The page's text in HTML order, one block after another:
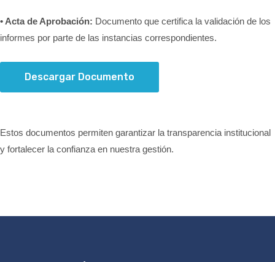
• Acta de Aprobación: Documento que certifica la validación de los
informes por parte de las instancias correspondientes.
Descargar Documento
Estos documentos permiten garantizar la transparencia institucional
y fortalecer la confianza en nuestra gestión.